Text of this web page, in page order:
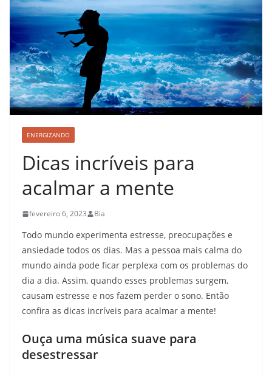
ENERGIZANDO
Dicas incríveis para
acalmar a mente
fevereiro 6, 2023 Bia
Todo mundo experimenta estresse, preocupações e
ansiedade todos os dias. Mas a pessoa mais calma do
mundo ainda pode ficar perplexa com os problemas do
dia a dia. Assim, quando esses problemas surgem,
causam estresse e nos fazem perder o sono. Então
confira as dicas incríveis para acalmar a mente!
Ouça uma música suave para
desestressar